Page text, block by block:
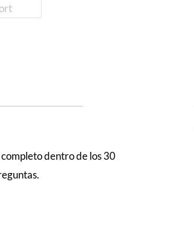
dentro de los 30